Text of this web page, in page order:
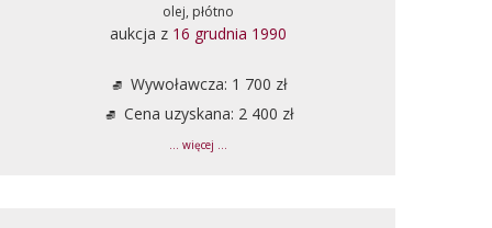
olej, płótno
aukcja z 16 grudnia 1990
Wywoławcza: 1 700 zł
Cena uzyskana: 2 400 zł
... więcej ...